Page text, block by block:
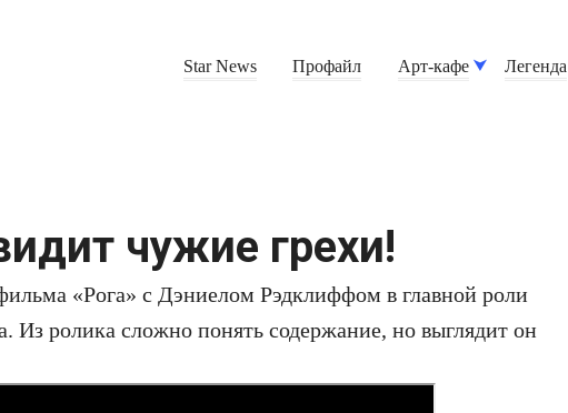
Star News Профайл Арт-кафе Легенда
чужие грехи!
«Рога» с Дэниелом Рэдклиффом в главной роли
Из ролика сложно понять содержание, но выглядит он